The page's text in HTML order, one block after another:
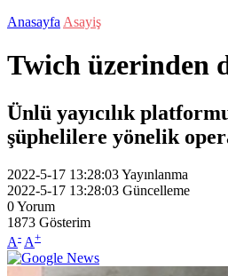
Anasayfa Asayiş
Twich üzerinden
Ünlü yayıcılık
şüphelilere yönelik
2022-5-17 13:28:03Yayınlanma
2022-5-17 13:28:03 Güncelleme
0Yorum
1873 Gösterim
A- A+